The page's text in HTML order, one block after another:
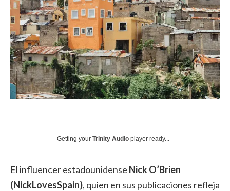
Getting your Trinity Audio player ready...
El influencer estadounidense Nick O’Brien
(NickLovesSpain), quien en sus publicaciones refleja